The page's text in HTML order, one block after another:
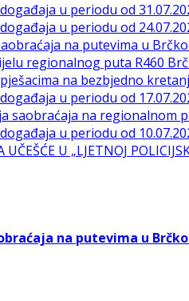
u periodu od
u periodu od
na putevima u
regionalnog puta R460
na bezbjedno
u periodu od
saobraćaja na
u periodu od
U „LJETNOJ
na putevima u